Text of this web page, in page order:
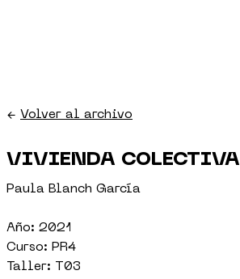
← Volver al archivo
VIVIENDA COLECTIVA
Paula Blanch García
Año: 2021
Curso: PR4
Taller: T03